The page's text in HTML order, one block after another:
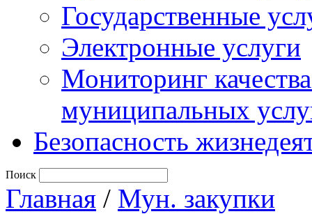
Государственные
Электронные услуги
Мониторинг
муниципальных
Безопасность
Поиск
Главная / Мун. закупки